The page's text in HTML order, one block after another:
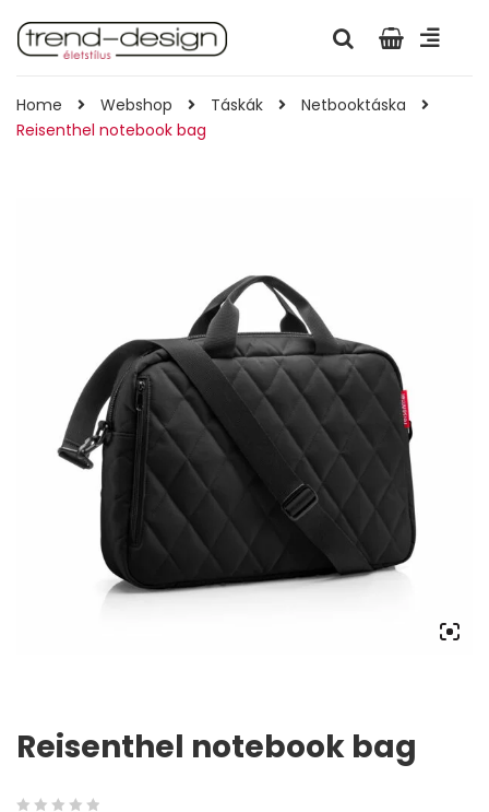
Home Webshop Táskák
Netbooktáska
Reisenthel notebook bag
Reisenthel notebook bag